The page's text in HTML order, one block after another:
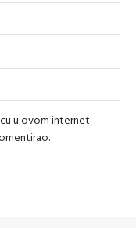
u ovom internet